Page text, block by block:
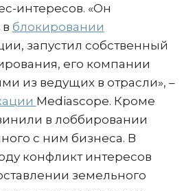
интересов. «Он
блокировании
запустил собственный
его компании
из ведущих в отрасли», –
Mediascope. Кроме
в лоббировании
с ним бизнеса. В
конфликт интересов
земельного